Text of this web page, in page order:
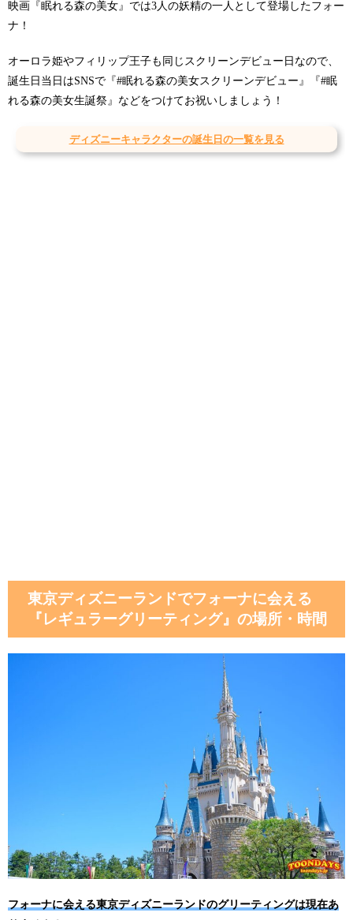
映画『眠れる森の美女』では3人の妖精の一人として登場したフォー
ナ！
オーロラ姫やフィリップ王子も同じスクリーンデビュー日なので、
誕生日当日はSNSで『#眠れる森の美女スクリーンデビュー』『#眠
れる森の美女生誕祭』などをつけてお祝いしましょう！
ディズニーキャラクターの誕生日の一覧を見る
東京ディズニーランドでフォーナに会える
『レギュラーグリーティング』の場所・時間
フォーナに会える東京ディズニーランドのグリーティングは現在あ